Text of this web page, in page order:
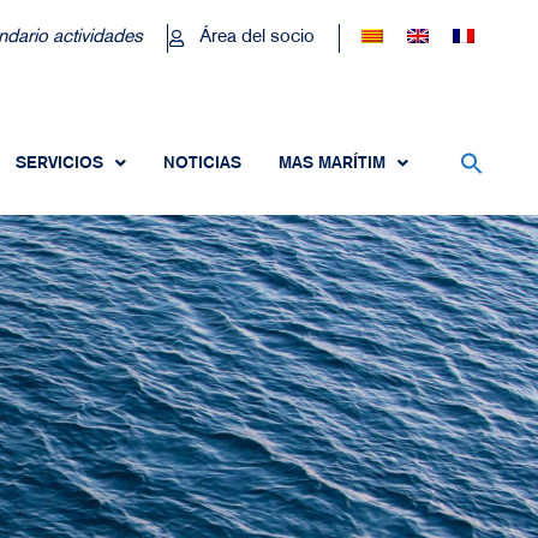
actividades Área del socio
SERVICIOS NOTICIAS MAS MARÍTIM